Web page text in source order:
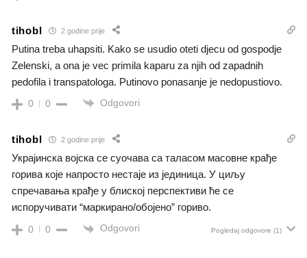
tihobl 2 godine prije
Putina treba uhapsiti. Kako se usudio oteti djecu od gospodje
Zelenski, a ona je vec primila kaparu za njih od zapadnih
pedofila i transpatologa. Putinovo ponasanje je nedopustiovo.
0 0 Odgovori
tihobl 2 godine prije
Украјинска војска се суочава са таласом масовне крађе
горива које напросто нестаје из јединица. У циљу
спречавања крађе у блиској перспективи ће се
испоручивати “маркирано/обојено” гориво.
0 0 Odgovori Pogledaj odgovore (1)